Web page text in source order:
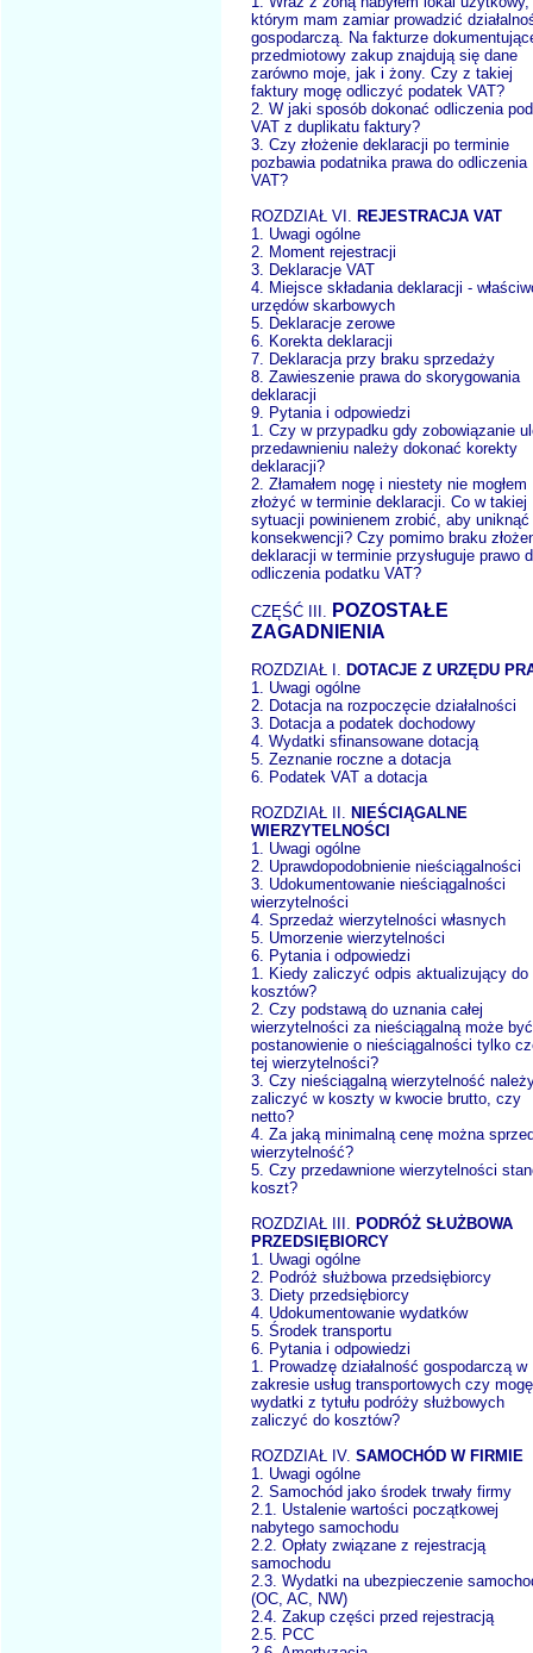
którym mam zamiar prowadzić
gospodarczą. Na fakturze
przedmiotowy zakup znajdują się dane
zarówno moje, jak i żony. Czy z takiej
faktury mogę odliczyć podatek VAT?
2. W jaki sposób dokonać odliczenia
VAT z duplikatu faktury?
3. Czy złożenie deklaracji po terminie
pozbawia podatnika prawa do odliczenia
VAT?
ROZDZIAŁ VI. REJESTRACJA VAT
1. Uwagi ogólne
2. Moment rejestracji
3. Deklaracje VAT
4. Miejsce składania deklaracji -
urzędów skarbowych
5. Deklaracje zerowe
6. Korekta deklaracji
7. Deklaracja przy braku sprzedaży
8. Zawieszenie prawa do skorygowania
deklaracji
9. Pytania i odpowiedzi
1. Czy w przypadku gdy zobowiązanie
przedawnieniu należy dokonać korekty
deklaracji?
2. Złamałem nogę i niestety nie mogłem
złożyć w terminie deklaracji. Co w takiej
sytuacji powinienem zrobić, aby uniknąć
konsekwencji? Czy pomimo braku
deklaracji w terminie przysługuje prawo
odliczenia podatku VAT?
CZĘŚĆ III. POZOSTAŁE
ZAGADNIENIA
ROZDZIAŁ I. DOTACJE Z URZĘDU
1. Uwagi ogólne
2. Dotacja na rozpoczęcie działalności
3. Dotacja a podatek dochodowy
4. Wydatki sfinansowane dotacją
5. Zeznanie roczne a dotacja
6. Podatek VAT a dotacja
ROZDZIAŁ II. NIEŚCIĄGALNE
WIERZYTELNOŚCI
1. Uwagi ogólne
2. Uprawdopodobnienie nieściągalności
3. Udokumentowanie nieściągalności
wierzytelności
4. Sprzedaż wierzytelności własnych
5. Umorzenie wierzytelności
6. Pytania i odpowiedzi
1. Kiedy zaliczyć odpis aktualizujący do
kosztów?
2. Czy podstawą do uznania całej
wierzytelności za nieściągalną może być
postanowienie o nieściągalności tylko
tej wierzytelności?
3. Czy nieściągalną wierzytelność
zaliczyć w koszty w kwocie brutto, czy
netto?
4. Za jaką minimalną cenę można
wierzytelność?
5. Czy przedawnione wierzytelności
koszt?
ROZDZIAŁ III. PODRÓŻ SŁUŻBOWA
PRZEDSIĘBIORCY
1. Uwagi ogólne
2. Podróż służbowa przedsiębiorcy
3. Diety przedsiębiorcy
4. Udokumentowanie wydatków
5. Środek transportu
6. Pytania i odpowiedzi
1. Prowadzę działalność gospodarczą w
zakresie usług transportowych czy mogę
wydatki z tytułu podróży służbowych
zaliczyć do kosztów?
ROZDZIAŁ IV. SAMOCHÓD W FIRMIE
1. Uwagi ogólne
2. Samochód jako środek trwały firmy
2.1. Ustalenie wartości początkowej
nabytego samochodu
2.2. Opłaty związane z rejestracją
samochodu
2.3. Wydatki na ubezpieczenie
(OC, AC, NW)
2.4. Zakup części przed rejestracją
2.5. PCC